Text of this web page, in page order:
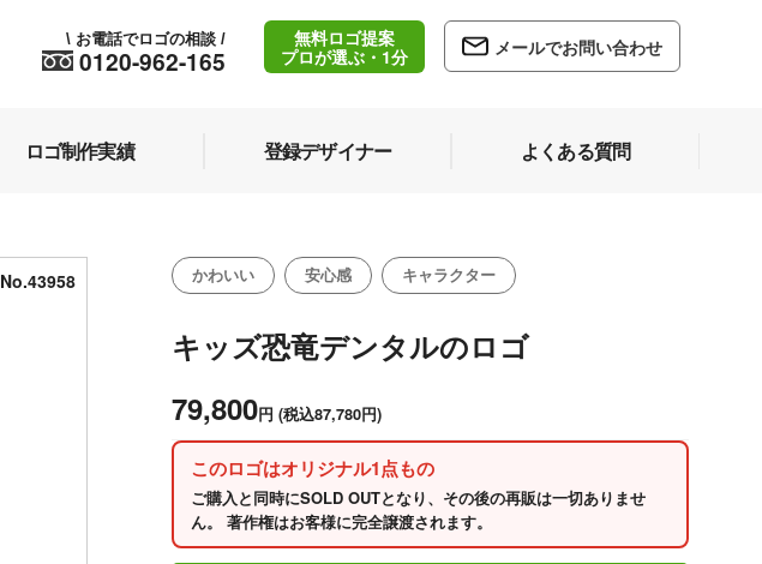
0120-962-165
\ お電話でロゴの相談 /
無料ロゴ提案
プロが選ぶ・1分
メールでお問い合わせ
ロゴ制作実績 登録デザイナー よくある質問
No.43958 かわいい 安心感 キャラクター
キッズ恐竜デンタルのロゴ
79,800円 (税込87,780円)
このロゴはオリジナル1点もの
ご購入と同時にSOLD OUTとなり、その後の再販は一切ありませ
ん。 著作権はお客様に完全譲渡されます。